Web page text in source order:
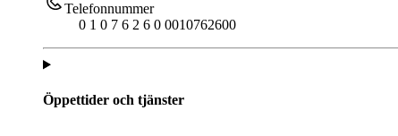
Telefonnummer
0 1 0 7 6 2 6 0 0010762600
Öppettider och tjänster